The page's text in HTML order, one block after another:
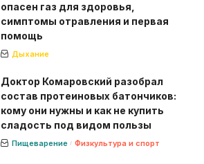
опасен газ для здоровья,
симптомы отравления и первая
помощь
Дыхание
Доктор Комаровский разобрал
состав протеиновых батончиков:
кому они нужны и как не купить
сладость под видом пользы
Пищеварение Физкультура и спорт